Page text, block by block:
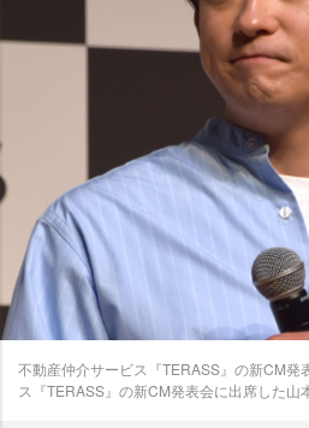
不動産仲介サービス『TERASS』の新CM発
ス『TERASS』の新CM発表会に出席した山